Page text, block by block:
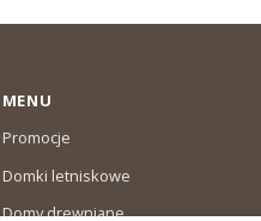
MENU
Promocje
Domki letniskowe
Domy drewniane